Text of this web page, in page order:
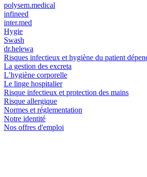
polysem.medical
infineed
inter.med
Hygie
Swash
dr.helewa
Risques infectieux et hygiène du patient
La gestion des excreta
L’hygiène corporelle
Le linge hospitalier
Risque infectieux et protection des mains
Risque allergique
Normes et réglementation
Notre identité
Nos offres d'emploi